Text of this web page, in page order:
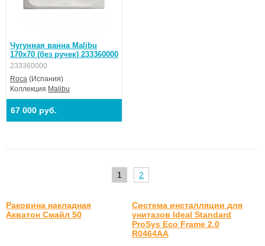
Чугунная ванна Malibu
170x70 (без ручек) 233360000
233360000
Roca (Испания)
Коллекция Malibu
67 000 руб.
1 2
Раковина накладная
Акватон Смайл 50
Система инсталляции для
унитазов Ideal Standard
ProSys Eco Frame 2.0
R0464AA